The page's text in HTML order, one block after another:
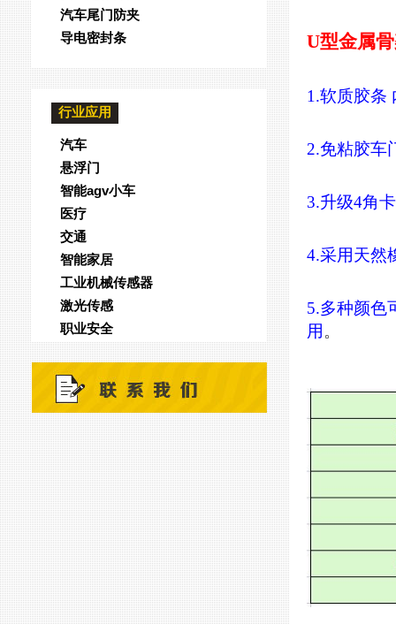
汽车尾门防夹
导电密封条
行业应用
汽车
悬浮门
智能agv小车
医疗
交通
智能家居
工业机械传感器
激光传感
职业安全
U型金属
1.软质胶条
2.免粘胶车
3.升级4角
4.采用天然
5.多种颜色
用 。